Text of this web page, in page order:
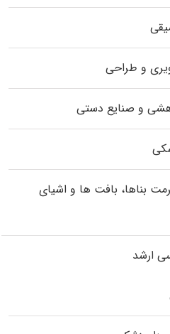
و طراحی
و صنایع دستی
بناها، بافت‌ ها و اشیای
ارشد